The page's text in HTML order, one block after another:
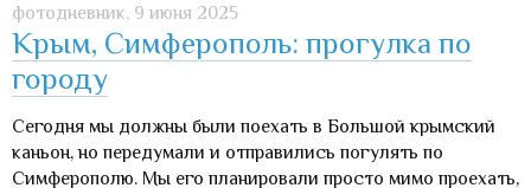
фотодневник, 9 июня 2025
Крым, Симферополь: прогулка по
городу
Сегодня мы должны были поехать в Большой крымский
каньон, но передумали и отправились погулять по
Симферополю. Мы его планировали просто мимо проехать,